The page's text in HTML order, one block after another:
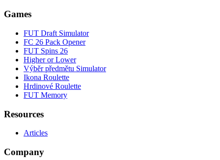
Games
FUT Draft Simulator
FC 26 Pack Opener
FUT Spins 26
Higher or Lower
Výběr předmětu Simulator
Ikona Roulette
Hrdinové Roulette
FUT Memory
Resources
Articles
Company